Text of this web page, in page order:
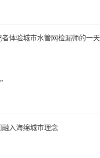
体验城市水管网检漏师的一天
入海绵城市理念